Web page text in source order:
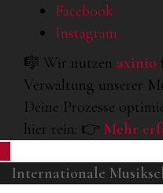
Facebook
Instagram
🎼 Wir nutzen axinio
Verwaltung unserer
Deine Prozesse
hier rein: 👉 Mehr
Internationale